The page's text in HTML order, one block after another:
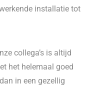
installatie tot
collega’s is altijd
het helemaal goed
in een gezellig